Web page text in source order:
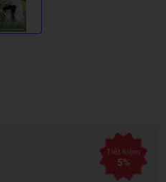
Tiết kiệm
5%